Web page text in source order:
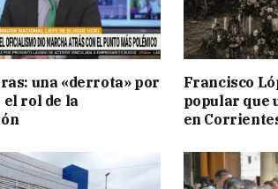
una «derrota» por
rol de la
Francisco
popular que
en